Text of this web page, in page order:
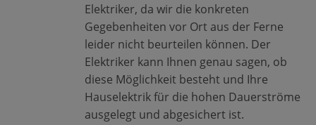
Elektriker, da wir die konkreten
Gegebenheiten vor Ort aus der Ferne
leider nicht beurteilen können. Der
Elektriker kann Ihnen genau sagen, ob
diese Möglichkeit besteht und Ihre
Hauselektrik für die hohen Dauerströme
ausgelegt und abgesichert ist.